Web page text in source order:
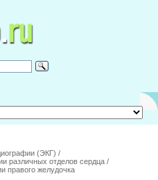
(ЭКГ) /
различных отделов сердца /
правого желудочка